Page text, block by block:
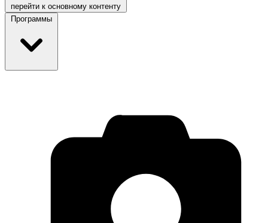
перейти к основному контенту
Программы